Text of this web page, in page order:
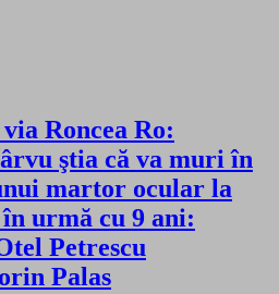
Roncea Ro:
ştia că va muri în
martor ocular la
urmă cu 9 ani:
Petrescu
Palas